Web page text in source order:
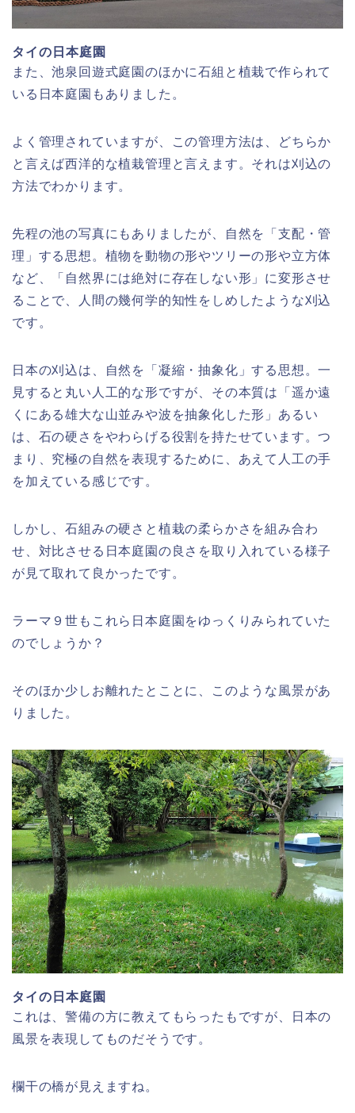
タイの日本庭園
また、池泉回遊式庭園のほかに石組と植栽で作られて
いる日本庭園もありました。
よく管理されていますが、この管理方法は、どちらか
と言えば西洋的な植栽管理と言えます。それは刈込の
方法でわかります。
先程の池の写真にもありましたが、自然を「支配・管
理」する思想。植物を動物の形やツリーの形や立方体
など、「自然界には絶対に存在しない形」に変形させ
ることで、人間の幾何学的知性をしめしたような刈込
です。
日本の刈込は、自然を「凝縮・抽象化」する思想。一
見すると丸い人工的な形ですが、その本質は「遥か遠
くにある雄大な山並みや波を抽象化した形」あるい
は、石の硬さをやわらげる役割を持たせています。つ
まり、究極の自然を表現するために、あえて人工の手
を加えている感じです。
しかし、石組みの硬さと植栽の柔らかさを組み合わ
せ、対比させる日本庭園の良さを取り入れている様子
が見て取れて良かったです。
ラーマ９世もこれら日本庭園をゆっくりみられていた
のでしょうか？
そのほか少しお離れたとことに、このような風景があ
りました。
タイの日本庭園
これは、警備の方に教えてもらったもですが、日本の
風景を表現してものだそうです。
欄干の橋が見えますね。